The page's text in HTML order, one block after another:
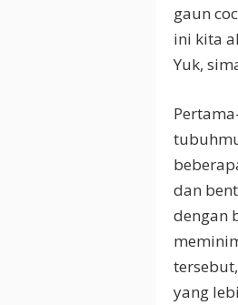
gaun
ini kita
Yuk,
dan
dengan
yang